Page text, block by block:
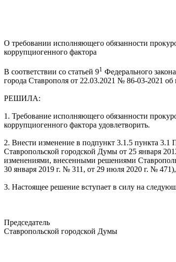
О требовании исполняющего обязанности
коррупциогенного фактора
В соответствии со статьей 91 Федерального
города Ставрополя от 22.03.2021 № 86-03-2021
РЕШИЛА:
1. Требование исполняющего обязанности
коррупциогенного фактора удовлетворить.
2. Внести изменение в подпункт 3.1.5 пункта
Ставропольской городской Думы от 25 января
изменениями, внесенными решениями
30 января 2019 г. № 311, от 29 июля 2020 г. №
3. Настоящее решение вступает в силу на
Председатель
Ставропольской городской